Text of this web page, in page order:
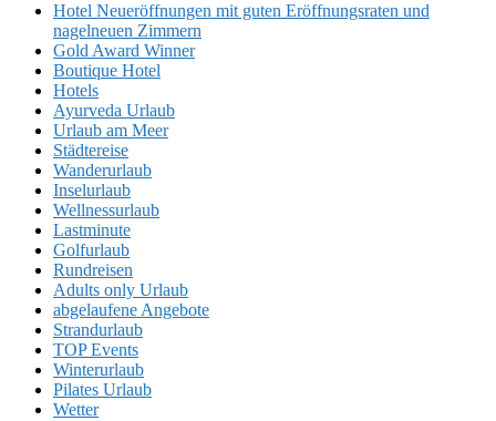
Hotel Neueröffnungen mit guten Eröffnungsraten und
nagelneuen Zimmern
Gold Award Winner
Boutique Hotel
Hotels
Ayurveda Urlaub
Urlaub am Meer
Städtereise
Wanderurlaub
Inselurlaub
Wellnessurlaub
Lastminute
Golfurlaub
Rundreisen
Adults only Urlaub
abgelaufene Angebote
Strandurlaub
TOP Events
Winterurlaub
Pilates Urlaub
Wetter